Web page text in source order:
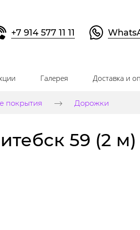
+7 914 577 11 11
Галерея Доставка и
покрытия Дорожки
59 (2 м)